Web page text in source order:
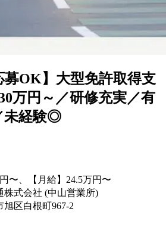
募OK】大型免許取得支
万円～／研修充実／有
未経験◎
〜、【月給】24.5万円〜
株式会社 (中山営業所)
区白根町967-2